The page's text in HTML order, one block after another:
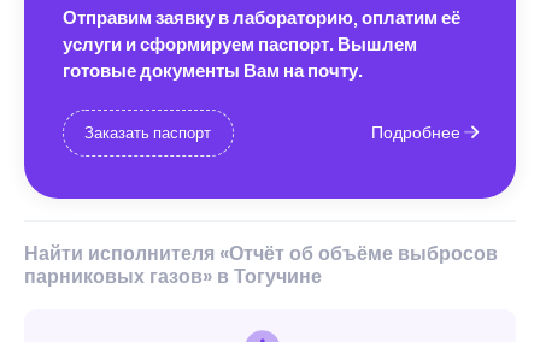
Отправим заявку в лабораторию, оплатим её
услуги и сформируем паспорт. Вышлем
готовые документы Вам на почту.
Заказать паспорт Подробнее
Найти исполнителя «Отчёт об объёме выбросов
парниковых газов» в Тогучине